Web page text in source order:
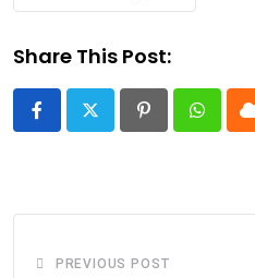
Share This Post:
Pinterest
PREVIOUS POST